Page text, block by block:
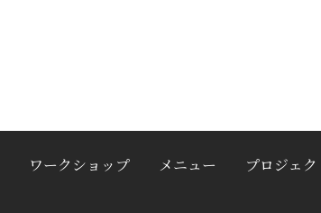
ワークショップ メニュー プロジェ